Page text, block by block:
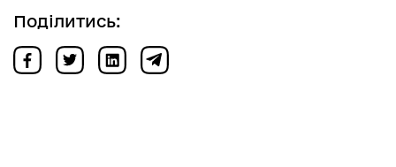
Поділитись: